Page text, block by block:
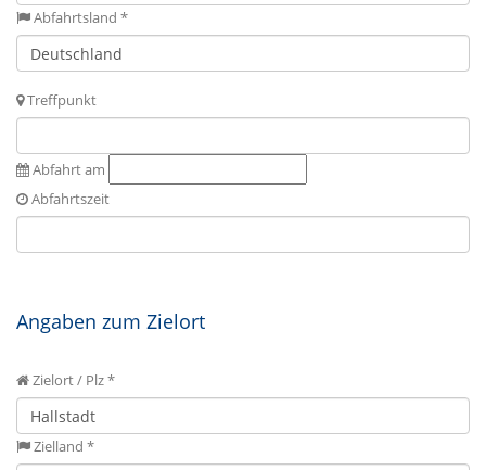
Abfahrtsland *
Treffpunkt
Abfahrt am
Abfahrtszeit
Angaben zum Zielort
Zielort / Plz *
Zielland *